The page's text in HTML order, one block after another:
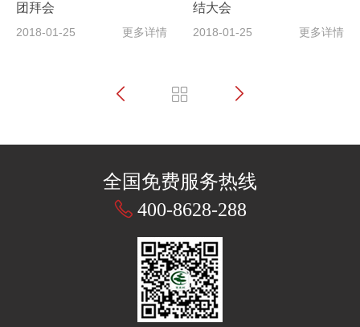
团拜会
2018-01-25 更多详情
结大会
2018-01-25 更多详情
全国免费服务热线
400-8628-288